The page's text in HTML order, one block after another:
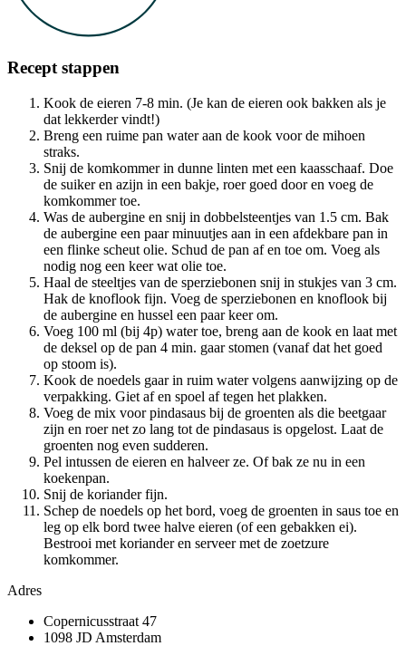
Recept stappen
Kook de eieren 7-8 min. (Je kan de eieren ook bakken als je
dat lekkerder vindt!)
Breng een ruime pan water aan de kook voor de mihoen
straks.
Snij de komkommer in dunne linten met een kaasschaaf. Doe
de suiker en azijn in een bakje, roer goed door en voeg de
komkommer toe.
Was de aubergine en snij in dobbelsteentjes van 1.5 cm. Bak
de aubergine een paar minuutjes aan in een afdekbare pan in
een flinke scheut olie. Schud de pan af en toe om. Voeg als
nodig nog een keer wat olie toe.
Haal de steeltjes van de sperziebonen snij in stukjes van 3 cm.
Hak de knoflook fijn. Voeg de sperziebonen en knoflook bij
de aubergine en hussel een paar keer om.
Voeg 100 ml (bij 4p) water toe, breng aan de kook en laat met
de deksel op de pan 4 min. gaar stomen (vanaf dat het goed
op stoom is).
Kook de noedels gaar in ruim water volgens aanwijzing op de
verpakking. Giet af en spoel af tegen het plakken.
Voeg de mix voor pindasaus bij de groenten als die beetgaar
zijn en roer net zo lang tot de pindasaus is opgelost. Laat de
groenten nog even sudderen.
Pel intussen de eieren en halveer ze. Of bak ze nu in een
koekenpan.
Snij de koriander fijn.
Schep de noedels op het bord, voeg de groenten in saus toe en
leg op elk bord twee halve eieren (of een gebakken ei).
Bestrooi met koriander en serveer met de zoetzure
komkommer.
Adres
Copernicusstraat 47
1098 JD Amsterdam